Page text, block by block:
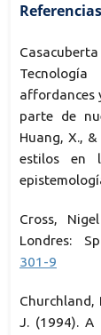
Referencias
affordances
parte de
Huang, X.,
estilos en
Cross,
Londres:
301-9
Churchland,
J. (1994). A